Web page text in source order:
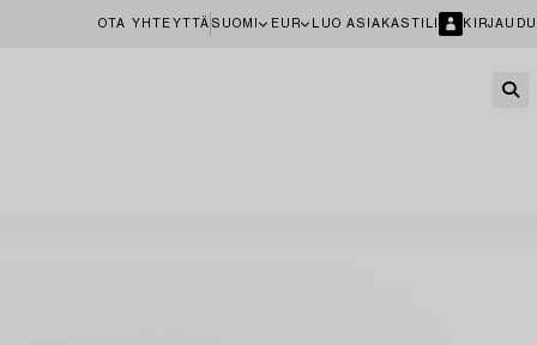
OTA YHTEYTTÄ SUOMI EUR LUO ASIAKASTILI KIRJAUDU